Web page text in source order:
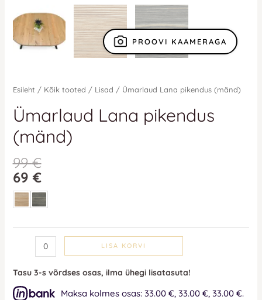
PROOVI KAAMERAGA
Esileht / Kõik tooted / Lisad / Ümarlaud Lana pikendus (mänd)
Ümarlaud Lana pikendus
(mänd)
99€
69€
LISA KORVI
Tasu 3-s võrdses osas, ilma ühegi lisatasuta!
Maksa kolmes osas: 33.00 €, 33.00 €, 33.00 €.